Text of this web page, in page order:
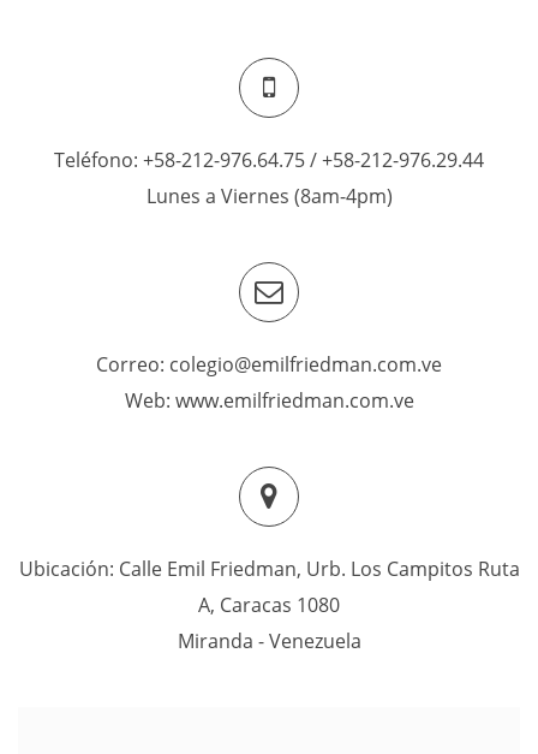
Teléfono: +58-212-976.64.75 / +58-212-976.29.44
Lunes a Viernes (8am-4pm)
Correo: colegio@emilfriedman.com.ve
Web: www.emilfriedman.com.ve
Ubicación: Calle Emil Friedman, Urb. Los Campitos Ruta
A, Caracas 1080
Miranda - Venezuela